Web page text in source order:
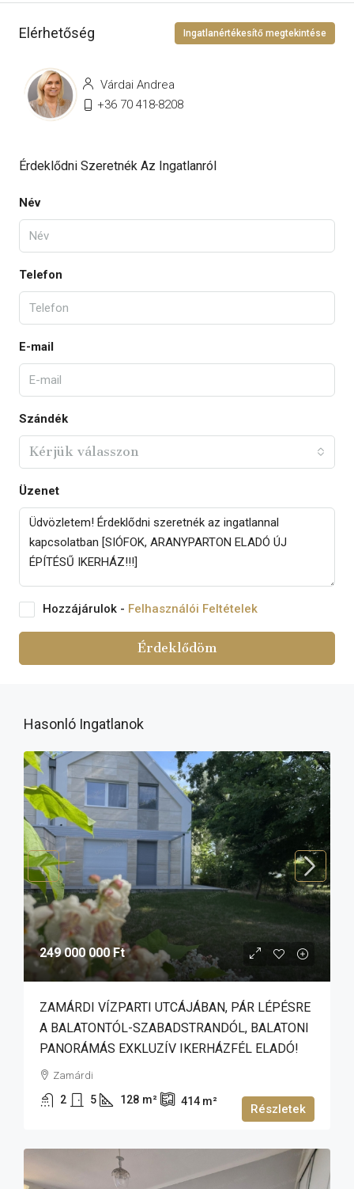
Elérhetőség Ingatlanértékesítő megtekintése
Várdai Andrea
+36 70 418-8208
Érdeklődni Szeretnék Az Ingatlanról
Név
Telefon
E-mail
Szándék
Kérjük válasszon
Üzenet
Hozzájárulok - Felhasználói Feltételek
Érdeklődöm
Hasonló Ingatlanok
249 000 000 Ft
ZAMÁRDI VÍZPARTI UTCÁJÁBAN, PÁR LÉPÉSRE
A BALATONTÓL-SZABADSTRANDÓL, BALATONI
PANORÁMÁS EXKLUZÍV IKERHÁZFÉL ELADÓ!
Zamárdi
2 5 128 m² 414 m²
Részletek